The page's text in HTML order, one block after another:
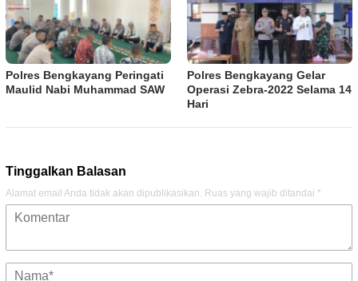
Polres Bengkayang Peringati
Maulid Nabi Muhammad SAW
Polres Bengkayang Gelar
Operasi Zebra-2022 Selama 14
Hari
Tinggalkan Balasan
Alamat email Anda tidak akan dipublikasikan. Ruas yang wajib ditandai *